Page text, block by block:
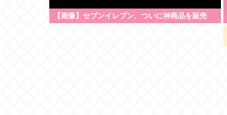
【画像】セブンイレブン、ついに神商品を販売